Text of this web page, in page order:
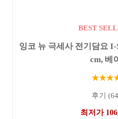
BEST
잉코 뉴 극세사 전기담요 I-
cm, 베
후기
최저가